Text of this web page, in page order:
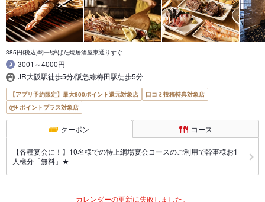
385円(税込)均一!炉ばた焼居酒屋東通りすぐ
3001～4000円
JR大阪駅徒歩5分/阪急線梅田駅徒歩5分
【アプリ予約限定】最大800ポイント還元対象店
口コミ投稿特典対象店
ポイントプラス対象店
クーポン コース
【各種宴会に！】10名様での特上網場宴会コースのご利用で幹事様お1
人様分「無料」★
カレンダーの更新に失敗しました。